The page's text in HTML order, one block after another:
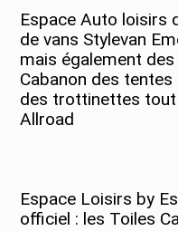
Espace Auto loisirs
de vans Stylevan
mais également
Cabanon des
des trottinettes
Allroad
Espace Loisirs by
officiel : les Toiles